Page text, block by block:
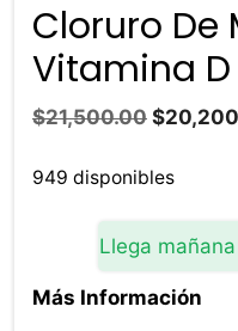
Cloruro De
Vitamina
$21,500.00 El
original
$
949 disponibles
Llega
Más Información